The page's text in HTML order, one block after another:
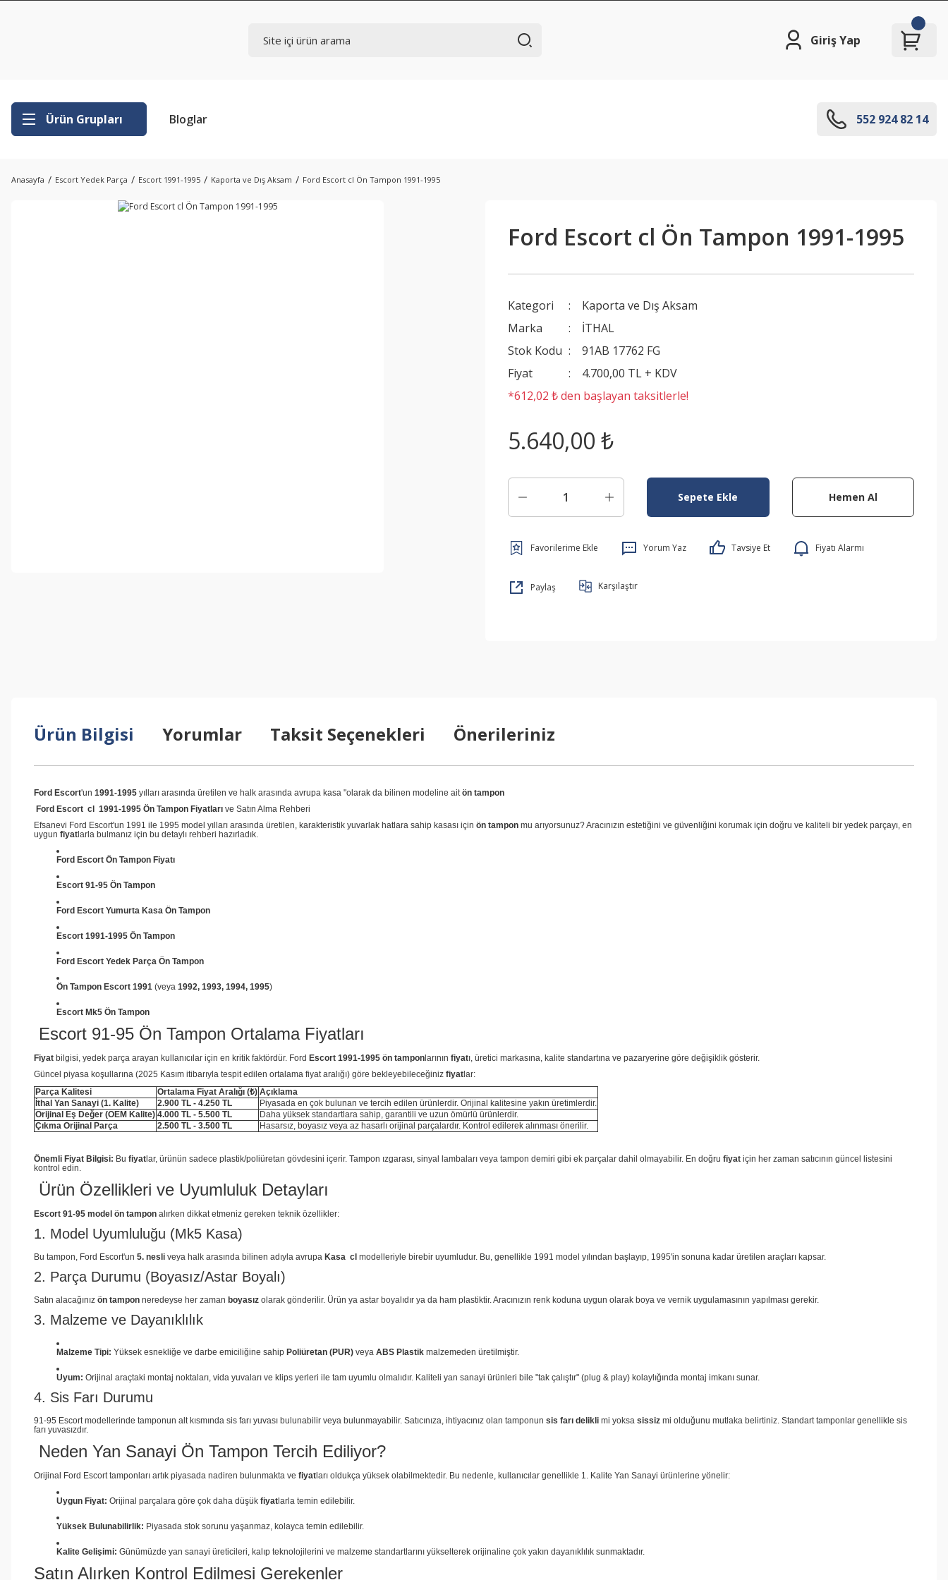
Giriş Yap
Ürün Grupları Bloglar 552 924 82 14
Anasayfa Escort Yedek Parça Escort 1991-1995 Kaporta ve Dış Aksam Ford Escort cl Ön Tampon 1991-1995
Ford Escort cl Ön Tampon 1991-1995
Kategori
Kaporta ve Dış Aksam
Marka
İTHAL
Stok Kodu
91AB 17762 FG
Fiyat
4.700,00 TL + KDV
*612,02 ₺ den başlayan taksitlerle!
5.640,00 ₺
Sepete Ekle Hemen Al
Yorum Yaz Tavsiye Et Fiyatı Alarmı
Paylaş Karşılaştır
Ürün Bilgisi Yorumlar Taksit Seçenekleri Önerileriniz
Ford Escort'un 1991-1995 yılları arasında üretilen ve halk arasında avrupa kasa "olarak da bilinen modeline aitön tampon
Ford Escort cl 1991-1995 Ön Tampon Fiyatları ve Satın Alma Rehberi
Efsanevi Ford Escort'un 1991 ile 1995 model yılları arasında üretilen, karakteristik yuvarlak hatlara sahip kasası için ön tampon mu arıyorsunuz? Aracınızın estetiğini ve güvenliğini korumak için doğru ve kaliteli bir yedek parçayı, en
uygun fiyat larla bulmanız için bu detaylı rehberi hazırladık.
Ford Escort Ön Tampon Fiyatı
Escort 91-95 Ön Tampon
Ford Escort Yumurta Kasa Ön Tampon
Escort 1991-1995 Ön Tampon
Ford Escort Yedek Parça Ön Tampon
Ön Tampon Escort 1991 (veya 1992, 1993, 1994, 1995)
Escort Mk5 Ön Tampon
Escort 91-95 Ön Tampon Ortalama Fiyatları
Fiyat bilgisi, yedek parça arayan kullanıcılar için en kritik faktördür. Ford Escort 1991-1995 ön tampon larının fiyatı, üretici markasına, kalite standartına ve pazaryerine göre değişiklik gösterir.
Güncel piyasa koşullarına (2025 Kasım itibarıyla tespit edilen ortalama fiyat aralığı) göre bekleyebileceğiniz fiyat lar:
Parça Kalitesi
Ortalama Fiyat Aralığı (₺) Açıklama
İthal Yan Sanayi (1. Kalite)
2.900 TL - 4.250 TL
Piyasada en çok bulunan ve tercih edilen ürünlerdir. Orijinal kalitesine yakın üretimlerdir.
Orijinal Eş Değer (OEM Kalite) 4.000 TL - 5.500 TL
Daha yüksek standartlara sahip, garantili ve uzun ömürlü ürünlerdir.
Çıkma Orijinal Parça
2.500 TL - 3.500 TL Hasarsız, boyasız veya az hasarlı orijinal parçalardır. Kontrol edilerek alınması önerilir.
Önemli Fiyat Bilgisi: Bu fiyat lar, ürünün sadece plastik/poliüretan gövdesini içerir. Tampon ızgarası, sinyal lambaları veya tampon demiri gibi ek parçalar dahil olmayabilir. En doğru fiyat için her zaman satıcının güncel listesini
kontrol edin.
Ürün Özellikleri ve Uyumluluk Detayları
Escort 91-95 model ön tampon alırken dikkat etmeniz gereken teknik özellikler:
1. Model Uyumluluğu (Mk5 Kasa)
Bu tampon, Ford Escort'un 5. nesli veya halk arasında bilinen adıyla avrupa Kasa cl modelleriyle birebir uyumludur. Bu, genellikle 1991 model yılından başlayıp, 1995'in sonuna kadar üretilen araçları kapsar.
2. Parça Durumu (Boyasız/Astar Boyalı)
Satın alacağınız ön tampon neredeyse her zaman boyasız olarak gönderilir. Ürün ya astar boyalıdır ya da ham plastiktir. Aracınızın renk koduna uygun olarak boya ve vernik uygulamasının yapılması gerekir.
3. Malzeme ve Dayanıklılık
Malzeme Tipi: Yüksek esnekliğe ve darbe emiciliğine sahip Poliüretan (PUR) veya ABS Plastik malzemeden üretilmiştir.
Uyum: Orijinal araçtaki montaj noktaları, vida yuvaları ve klips yerleri ile tam uyumlu olmalıdır. Kaliteli yan sanayi ürünleri bile "tak çalıştır" (plug & play) kolaylığında montaj imkanı sunar.
4. Sis Farı Durumu
91-95 Escort modellerinde tamponun alt kısmında sis farı yuvası bulunabilir veya bulunmayabilir. Satıcınıza, ihtiyacınız olan tamponun sis farı delikli mi yoksa sissiz mi olduğunu mutlaka belirtiniz. Standart tamponlar genellikle sis
farı yuvasızdır.
Neden Yan Sanayi Ön Tampon Tercih Ediliyor?
Orijinal Ford Escort tamponları artık piyasada nadiren bulunmakta ve fiyat ları oldukça yüksek olabilmektedir. Bu nedenle, kullanıcılar genellikle 1. Kalite Yan Sanayi ürünlerine yönelir:
Uygun Fiyat: Orijinal parçalara göre çok daha düşük fiyat larla temin edilebilir.
Yüksek Bulunabilirlik: Piyasada stok sorunu yaşanmaz, kolayca temin edilebilir.
Kalite Gelişimi: Günümüzde yan sanayi üreticileri, kalıp teknolojilerini ve malzeme standartlarını yükselterek orijinaline çok yakın dayanıklılık sunmaktadır.
Satın Alırken Kontrol Edilmesi Gerekenler